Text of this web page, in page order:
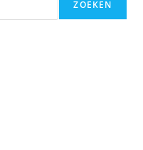
ZOEKEN